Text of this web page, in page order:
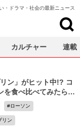
・ドラマ・社会の最新ニュース
ン」がヒット中!? コ
を食べ比べてみたら…
ローソン
リン
カルチャー 連載